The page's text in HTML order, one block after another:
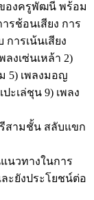
องครูพัฒนี พร้อม
รช้อนเสียง การ
ารเน้นเสียง
ลงเซ่นเหล้า 2)
5) เพลงมอญ
ปะเล่ชุน 9) เพลง
รีสามชั้น สลับแขก
นวทางในการ
ะยังประโยชน์ต่อ